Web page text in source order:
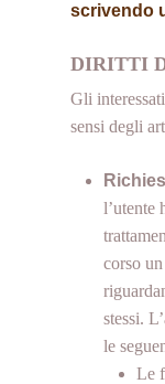
scrivendo
DIRITTI
Gli
sensi degli
l’utente
corso
stessi.
le
Le